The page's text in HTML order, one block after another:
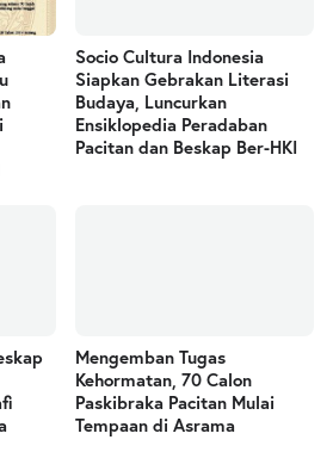
Socio Cultura Indonesia
Siapkan Gebrakan Literasi
Budaya, Luncurkan
Ensiklopedia Peradaban
Pacitan dan Beskap Ber-HKI
Mengemban Tugas
Kehormatan, 70 Calon
Paskibraka Pacitan Mulai
Tempaan di Asrama